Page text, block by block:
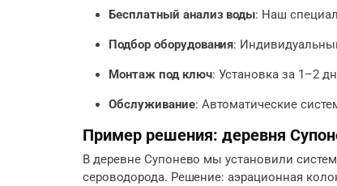
Бесплатный анализ воды: Наш
Подбор оборудования:
Монтаж под ключ: Установка за 1–2
Обслуживание: Автоматические
Пример решения: деревня
В деревне Супонево мы установили
сероводорода. Решение: аэрационная